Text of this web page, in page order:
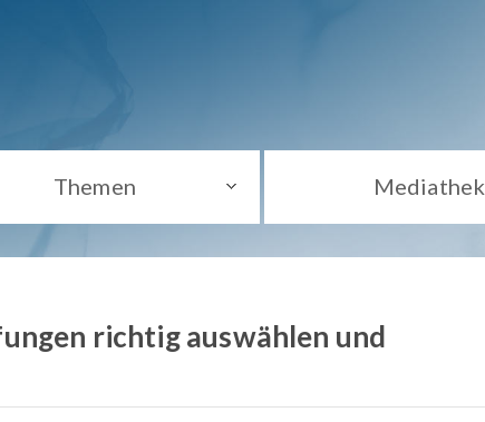
Themen Mediathek
richtig auswählen und